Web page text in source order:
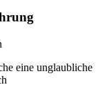
eine unglaubliche